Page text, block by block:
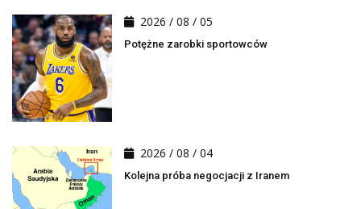
2026 / 08 / 05
Potężne zarobki sportowców
2026 / 08 / 04
Kolejna próba negocjacji z Iranem